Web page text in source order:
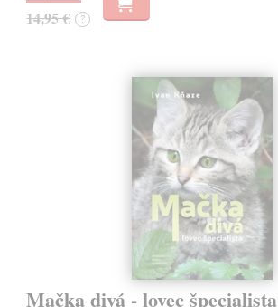
14,95 € ?
Mačka divá - lovec špecialista